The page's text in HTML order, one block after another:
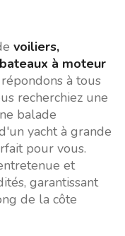
voiliers,
à moteur
à tous
recherchiez une
balade
yacht à grande
pour vous.
et
garantissant
de la côte